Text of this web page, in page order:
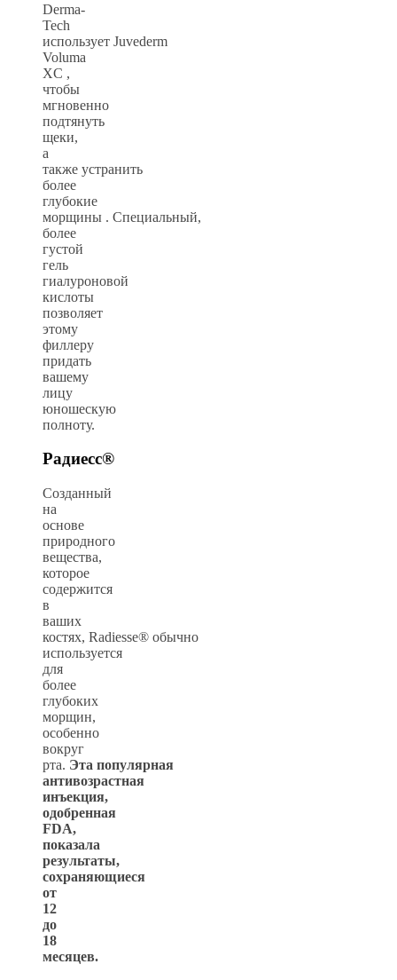
Derma-
Tech
использует Juvederm
Voluma
XC ,
чтобы
мгновенно
подтянуть
щеки,
а
также устранить
более
глубокие
морщины . Специальный,
более
густой
гель
гиалуроновой
кислоты
позволяет
этому
филлеру
придать
вашему
лицу
юношескую
полноту.
Радиесс®
Созданный
на
основе
природного
вещества,
которое
содержится
в
ваших
костях, Radiesse® обычно
используется
для
более
глубоких
морщин,
особенно
вокруг
рта. Эта популярная
антивозрастная
инъекция,
одобренная
FDA,
показала
результаты,
сохраняющиеся
от
12
до
18
месяцев.